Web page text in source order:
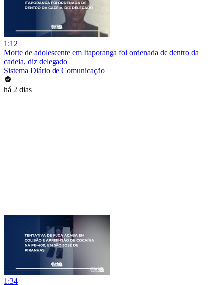
1:12
Morte de adolescente em Itaporanga foi ordenada de dentro da
cadeia, diz delegado
Sistema Diário de Comunicação
há 2 dias
1:34